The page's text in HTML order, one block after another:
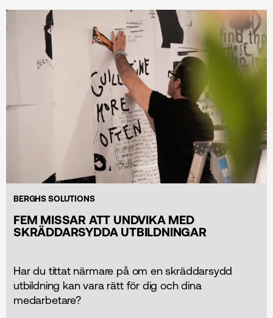
BERGHS SOLUTIONS
FEM MISSAR ATT UNDVIKA MED
SKRÄDDARSYDDA UTBILDNINGAR
Har du tittat närmare på om en skräddarsydd
utbildning kan vara rätt för dig och dina
medarbetare?